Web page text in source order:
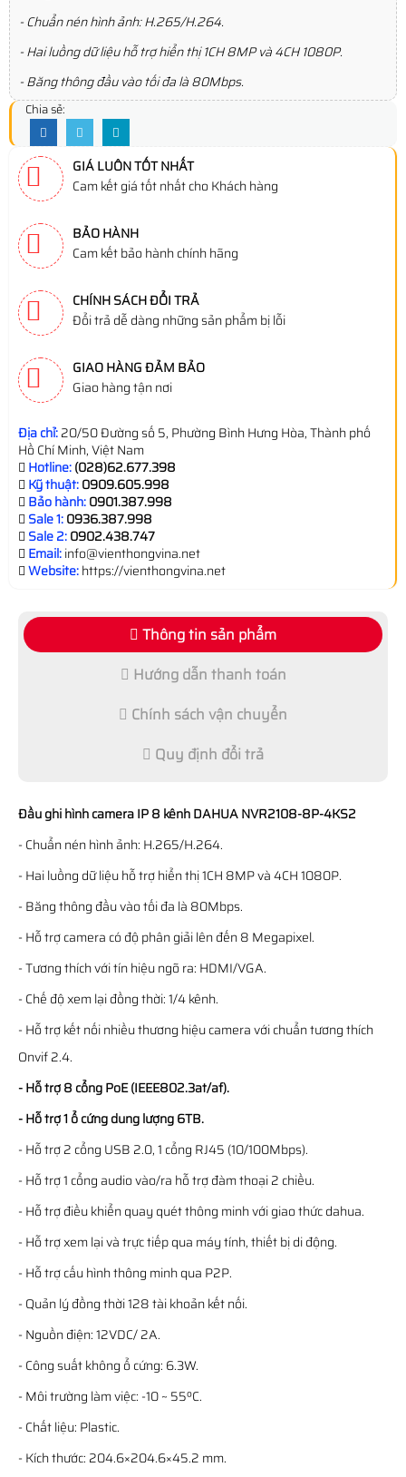
- Chuẩn nén hình ảnh: H.265/H.264.
- Hai luồng dữ liệu hỗ trợ hiển thị 1CH 8MP và 4CH 1080P.
- Băng thông đầu vào tối đa là 80Mbps.
Chia sẻ:
GIÁ LUÔN TỐT NHẤT
Cam kết giá tốt nhất cho Khách hàng
BẢO HÀNH
Cam kết bảo hành chính hãng
CHÍNH SÁCH ĐỔI TRẢ
Đổi trả dễ dàng những sản phẩm bị lỗi
GIAO HÀNG ĐẢM BẢO
Giao hàng tận nơi
Địa chỉ:20/50 Đường số 5, Phường Bình Hưng Hòa, Thành phố
Hồ Chí Minh, Việt Nam
Hotline:(028)62.677.398
Kỹ thuật:0909.605.998
Bảo hành:0901.387.998
Sale 1:0936.387.998
Sale 2:0902.438.747
Email:info@vienthongvina.net
Website:https://vienthongvina.net
Thông tin sản phẩm
Hướng dẫn thanh toán
Chính sách vận chuyển
Quy định đổi trả
Đầu ghi hình camera IP 8 kênh DAHUA NVR2108-8P-4KS2
- Chuẩn nén hình ảnh: H.265/H.264.
- Hai luồng dữ liệu hỗ trợ hiển thị 1CH 8MP và 4CH 1080P.
- Băng thông đầu vào tối đa là 80Mbps.
- Hỗ trợ camera có độ phân giải lên đến 8 Megapixel.
- Tương thích với tín hiệu ngõ ra: HDMI/VGA.
- Chế độ xem lại đồng thời: 1/4 kênh.
- Hỗ trợ kết nối nhiều thương hiệu camera với chuẩn tương thích
Onvif 2.4.
- Hỗ trợ 8 cổng PoE (IEEE802.3at/af).
- Hỗ trợ 1 ổ cứng dung lượng 6TB.
- Hỗ trợ 2 cổng USB 2.0, 1 cổng RJ45 (10/100Mbps).
- Hỗ trợ 1 cổng audio vào/ra hỗ trợ đàm thoại 2 chiều.
- Hỗ trợ điều khiển quay quét thông minh với giao thức dahua.
- Hỗ trợ xem lại và trực tiếp qua máy tính, thiết bị di động.
- Hỗ trợ cấu hình thông minh qua P2P.
- Quản lý đồng thời 128 tài khoản kết nối.
- Nguồn điện: 12VDC/ 2A.
- Công suất không ổ cứng: 6.3W.
- Môi trường làm việc: -10 ~ 55ºC.
- Chất liệu: Plastic.
- Kích thước: 204.6×204.6×45.2 mm.